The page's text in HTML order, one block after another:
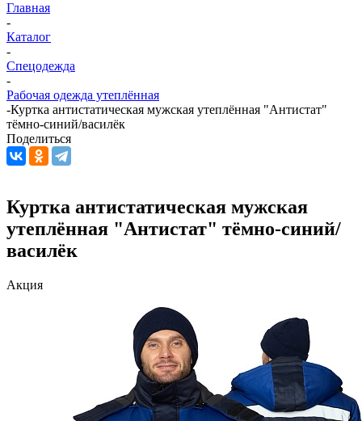
Главная
-
Каталог
-
Спецодежда
-
Рабочая одежда утеплённая
-Куртка антистатическая мужская утеплённая "Антистат"
тёмно-синий/василёк
Поделиться
Куртка антистатическая мужская
утеплённая "Антистат" тёмно-синий/
василёк
Акция